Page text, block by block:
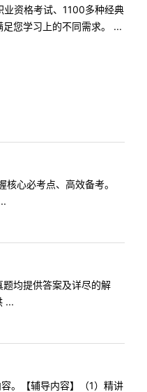
资格考试、1100多种经典
您学习上的不同需求。 ...
心必考点、高效备考。
均提供答案及详尽的解
...
。【辅导内容】（1）精讲